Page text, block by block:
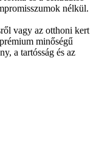
nélkül.
vagy az otthoni kert
minőségű
a tartósság és az